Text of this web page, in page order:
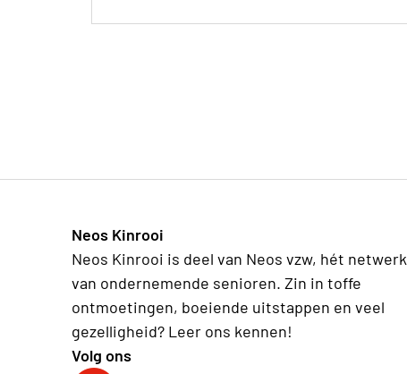
Neos Kinrooi
Neos Kinrooi is deel van Neos vzw, hét netwerk
van ondernemende senioren. Zin in toffe
ontmoetingen, boeiende uitstappen en veel
gezelligheid? Leer ons kennen!
Volg ons